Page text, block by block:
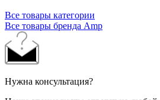
Все товары категории
Все товары бренда Amp
Нужна консультация?